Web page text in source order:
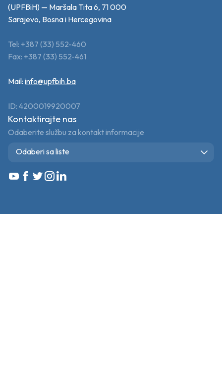
(UPFBiH) — Maršala Tita 6, 71 000
Sarajevo, Bosna i Hercegovina
Tel: +387 (33) 552-460
Fax: +387 (33) 552-461
Mail: info@upfbih.ba
ID: 4200019920007
Kontaktirajte nas
Odaberite službu za kontakt informacije
Odaberi sa liste